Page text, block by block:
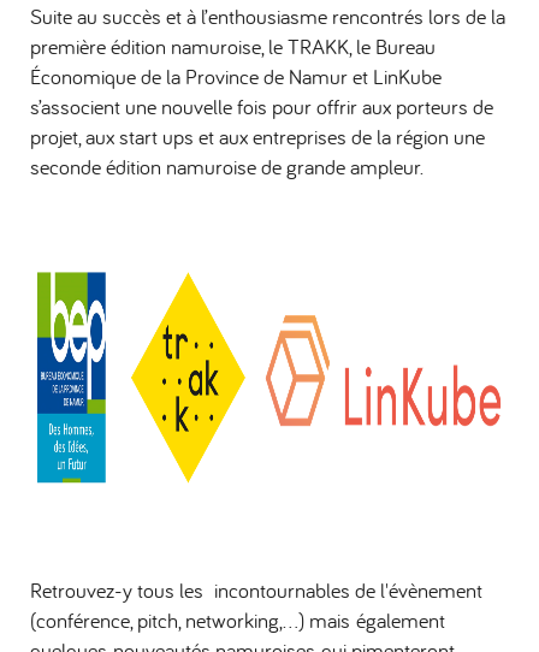
Suite au succès et à l’enthousiasme rencontrés lors de la
première édition namuroise, le TRAKK, le Bureau
Économique de la Province de Namur et LinKube
s’associent une nouvelle fois pour offrir aux porteurs de
projet, aux start ups et aux entreprises de la région une
seconde édition namuroise de grande ampleur.
Retrouvez-y tous les incontournables de l'évènement
(conférence, pitch, networking,…) mais également